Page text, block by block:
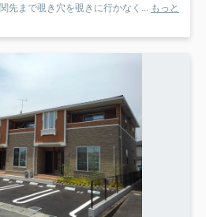
先まで覗き穴を覗きに行かなく...
もっと